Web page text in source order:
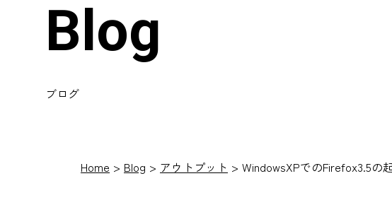
Blog
ブログ
Home Blog アウトプット WindowsXPでのFirefox3.5の